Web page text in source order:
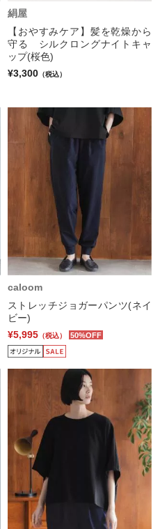
絹屋
【おやすみケア】髪を乾燥から
守る シルクロングナイトキャ
ップ(桜色)
¥3,300 （税込）
caloom
ストレッチジョガーパンツ(ネイ
ビー)
¥5,995 （税込） 50%OFF